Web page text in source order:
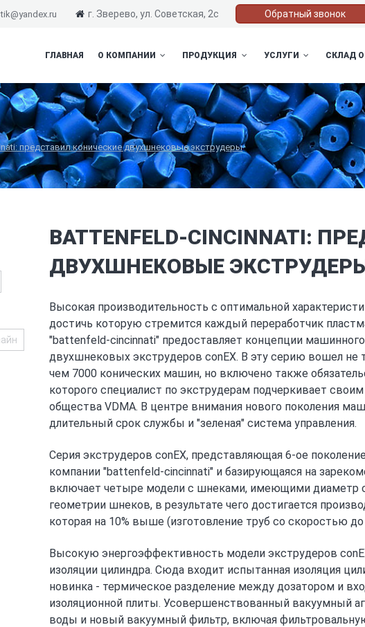
г. Зверево, ул. Советская, 2с Обратный звонок
ГЛАВНАЯ О КОМПАНИИ ПРОДУКЦИЯ УСЛУГИ СКЛАД
представил конические двухшнековые экструдеры
BATTENFELD-CINCINNATI:
ДВУХШНЕКОВЫЕ
Высокая производительность с оптимальной
достичь которую стремится каждый переработчик
"battenfeld-cincinnati" предоставляет концепции
двухшнековых экструдеров conEX. В эту серию вошел не
чем 7000 конических машин, но включено также
которого специалист по экструдерам подчеркивает
общества VDMA. В центре внимания нового поколения
длительный срок службы и "зеленая" система управления.
Серия экструдеров conEX, представляющая 6-ое
компании "battenfeld-cincinnati" и базирующаяся на
включает четыре модели с шнеками, имеющими диаметр
геометрии шнеков, в результате чего достигается
которая на 10% выше (изготовление труб со скоростью
Высокую энергоэффективность модели экструдеров
изоляции цилиндра. Сюда входит испытанная изоляция
новинка - термическое разделение между дозатором и
изоляционной плиты. Усовершенствованный вакуумный
воды и новый вакуумный фильтр, включая